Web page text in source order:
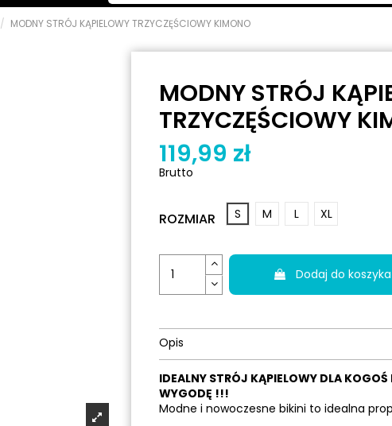
MODNY STRÓJ KĄPIELOWY TRZYCZĘŚCIOWY KIMONO
MODNY STRÓJ
TRZYCZĘŚCIOWY
119,99 zł
Brutto
ROZMIAR S M L XL
Dodaj do koszyka
Opis
IDEALNY STRÓJ KĄPIELOWY DLA
WYGODĘ !!!
Modne i nowoczesne bikini to idealna